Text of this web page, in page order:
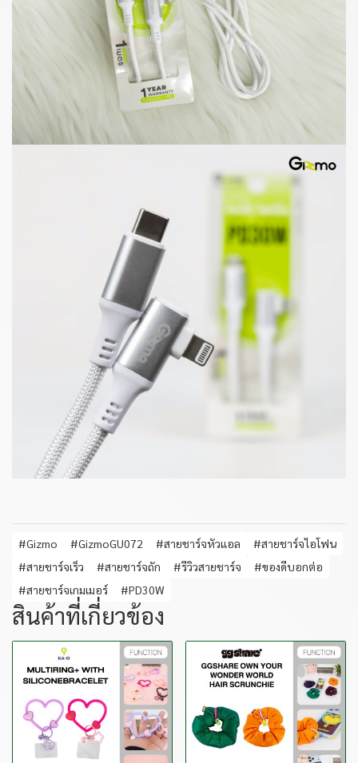
#Gizmo #GizmoGU072 #สายชาร์จหัวแอล
#สายชาร์จไอโฟน
#สายชาร์จเร็ว
#สายชาร์จถัก #รีวิวสายชาร์จ
#ของดีบอกต่อ
#สายชาร์จเกมเมอร์
#PD30W
สินค้าที่เกี่ยวข้อง